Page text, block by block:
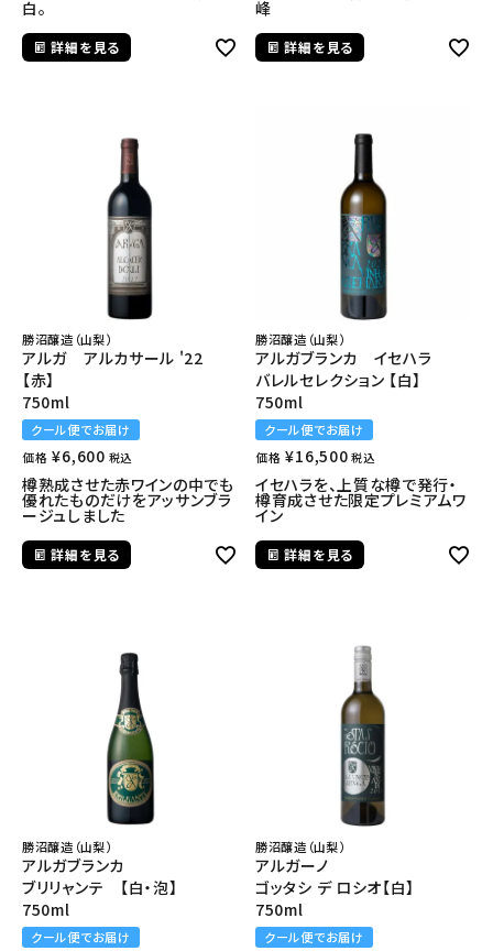
白。
詳細を見る
峰
詳細を見る
勝沼醸造（山梨）
アルガ アルカサール '22
【赤】
750ml
クール便でお届け
価格 ¥6,600 税込
樽熟成させた赤ワインの中でも
優れたものだけをアッサンブラ
ージュしました
詳細を見る
勝沼醸造（山梨）
アルガブランカ イセハラ
バレルセレクション 【白】
750ml
クール便でお届け
価格 ¥16,500 税込
イセハラを、上質な樽で発行・
樽育成させた限定プレミアムワ
イン
詳細を見る
勝沼醸造（山梨）
アルガブランカ
ブリリャンテ 【白・泡】
750ml
クール便でお届け
勝沼醸造（山梨）
アルガーノ
ゴッタシ デ ロシオ【白】
750ml
クール便でお届け